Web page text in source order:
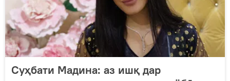
Суҳбати Мадина: аз ишқ дар